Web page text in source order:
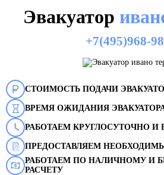
Эвакуатор
+7(495)968-
СТОИМОСТЬ ПОДАЧИ
ВРЕМЯ ОЖИДАНИЯ
РАБОТАЕМ КРУГЛОСУТОЧНО И
ПРЕДОСТАВЛЯЕМ
РАБОТАЕМ ПО НАЛИЧНОМУ И
РАСЧЕТУ